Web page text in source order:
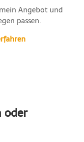
Angebot und
passen.
oder